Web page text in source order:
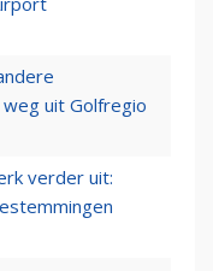
uit Golfregio
verder uit: